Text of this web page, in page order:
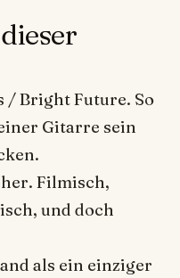
/Bright Future. So
Gitarre sein
. Filmisch,
und doch
als ein einziger